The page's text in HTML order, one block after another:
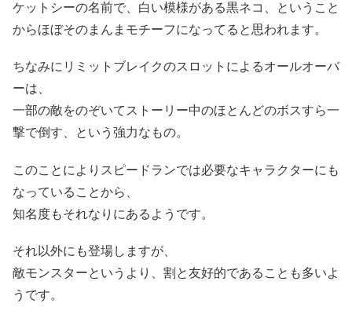
ケットシーの名前で、白い模様がある黒ネコ、ということ
からほぼそのまんまモチーフになってると思われます。
ちなみにリミットブレイクのスロットによるオールオーバ
ーは、
一部の敵をのぞいてストーリー中のほとんどのボスすら一
撃で倒す、という強力なもの。
このことによりスピードランでは必要なキャラクターにも
なっていることから、
知名度もそれなりにあるようです。
それ以外にも登場しますが、
敵モンスターというより、割と友好的であることも多いよ
うです。